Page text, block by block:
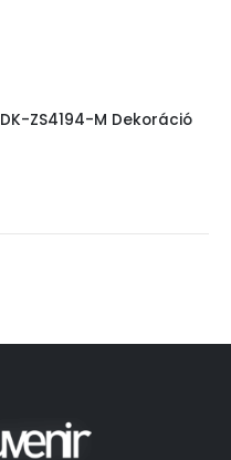
DK-ZS4194-M Dekoráció